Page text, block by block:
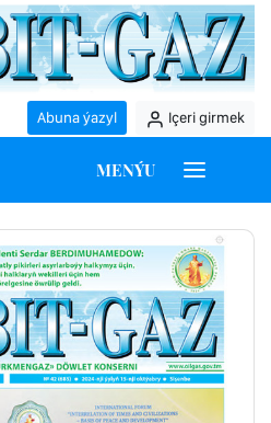
Abuna ýazyl Içeri girmek
MENÝU